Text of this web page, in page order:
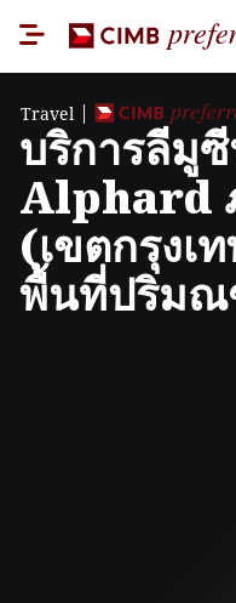
Travel
บริการลีมู
Alphard
(เขตกรุงเ
พื้นที่ปริม